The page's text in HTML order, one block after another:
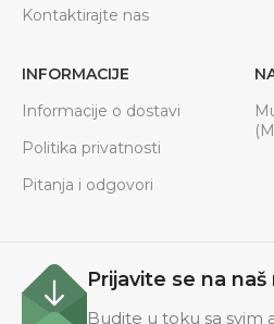
Kontaktirajte nas
INFORMACIJE
Informacije o dostavi
Politika privatnosti
Pitanja i odgovori
Prijavite se na
Budite u toku sa svim